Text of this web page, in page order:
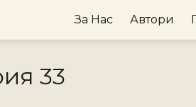
За Нас Автори
33